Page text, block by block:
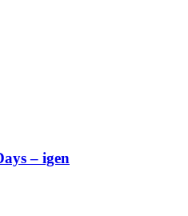
– igen